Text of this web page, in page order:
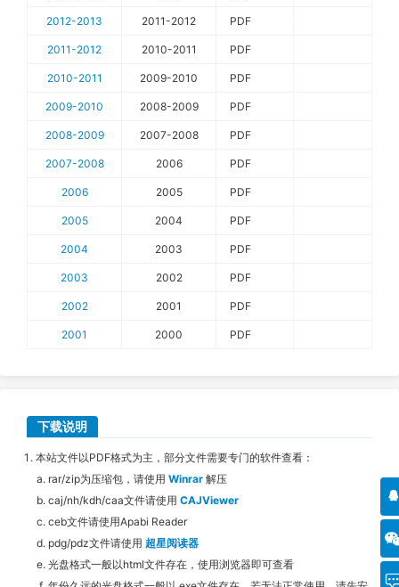
2012-2013 2011-2012 PDF
2011-2012 2010-2011 PDF
2010-2011 2009-2010 PDF
2009-2010 2008-2009 PDF
2008-2009 2007-2008 PDF
2007-2008 2006 PDF
2006 2005 PDF
2005 2004 PDF
2004 2003 PDF
2003 2002 PDF
2002 2001 PDF
2001 2000 PDF
下载说明
本站文件以PDF格式为主，部分文件需要专门的软件查看：
rar/zip为压缩包，请使用 Winrar 解压
caj/nh/kdh/caa文件请使用 CAJViewer
ceb文件请使用Apabi Reader
pdg/pdz文件请使用 超星阅读器
光盘格式一般以html文件存在，使用浏览器即可查看